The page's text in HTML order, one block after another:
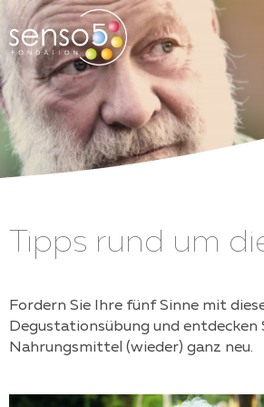
Tipps rund um
Fordern Sie Ihre fünf Sinne mit
Degustationsübung und entdecken
Nahrungsmittel (wieder) ganz neu.